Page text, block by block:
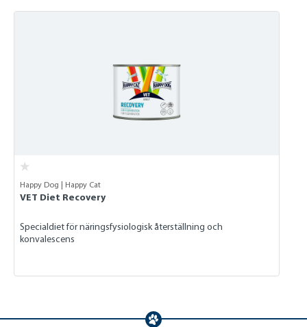
Happy Dog | Happy Cat
VET Diet Recovery
Specialdiet för näringsfysiologisk återställning och
konvalescens